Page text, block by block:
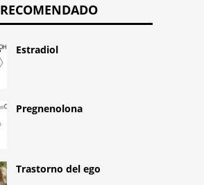
RECOMENDADO
Estradiol
Pregnenolona
Trastorno del ego